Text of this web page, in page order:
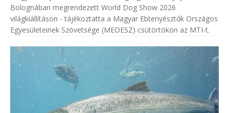
Bolognában megrendezett World Dog Show 2026
világkiállításon - tájékoztatta a Magyar Ebtenyésztők Országos
Egyesületeinek Szövetsége (MEOESZ) csütörtökön az MTI-t.